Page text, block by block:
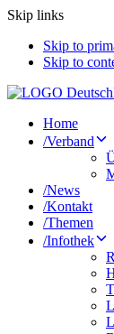
Skip links
Skip to
Skip to
Home
/Verband
/News
/Kontakt
/Themen
/Infothek